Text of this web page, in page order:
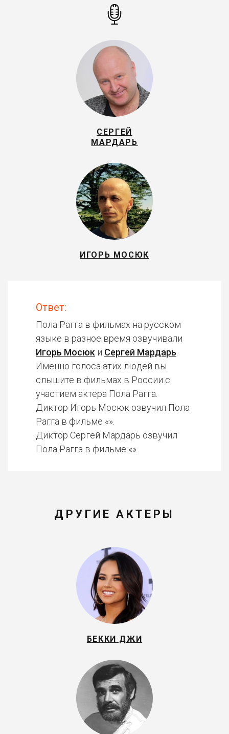
СЕРГЕЙ
МАРДАРЬ
ИГОРЬ МОСЮК
Ответ:
Пола Рагга в фильмах на русском
языке в разное время озвучивали
Игорь Мосюк и Сергей Мардарь
Именно голоса этих людей вы
слышите в фильмах в России с
участием актера Пола Рагга.
Диктор Игорь Мосюк озвучил Пола
Рагга в фильме «».
Диктор Сергей Мардарь озвучил
Пола Рагга в фильме «».
ДРУГИЕ АКТЕРЫ
БЕККИ ДЖИ